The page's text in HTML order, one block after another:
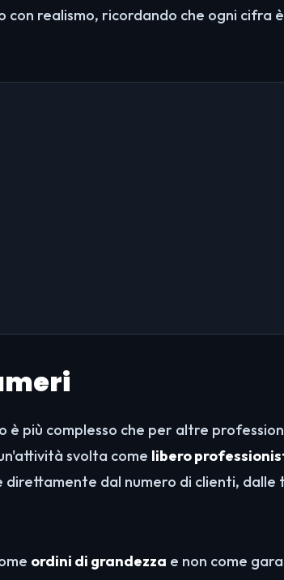
realismo, ricordando che ogni cifra
più complesso che per altre
svolta come libero
direttamente dal numero di clienti,
ordini di grandezza e non come